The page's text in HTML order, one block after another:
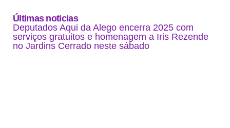
Últimas noticias
Deputados Aqui da Alego encerra 2025 com
serviços gratuitos e homenagem a Iris Rezende
no Jardins Cerrado neste sábado